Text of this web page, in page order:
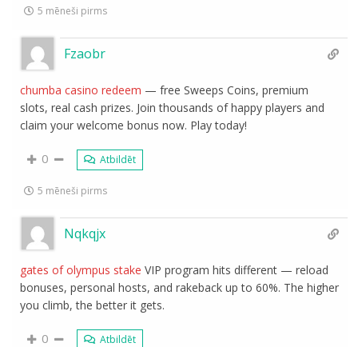
5 mēneši pirms
Fzaobr
chumba casino redeem — free Sweeps Coins, premium
slots, real cash prizes. Join thousands of happy players and
claim your welcome bonus now. Play today!
0 Atbildēt
5 mēneši pirms
Nqkqjx
gates of olympus stake VIP program hits different — reload
bonuses, personal hosts, and rakeback up to 60%. The higher
you climb, the better it gets.
0 Atbildēt